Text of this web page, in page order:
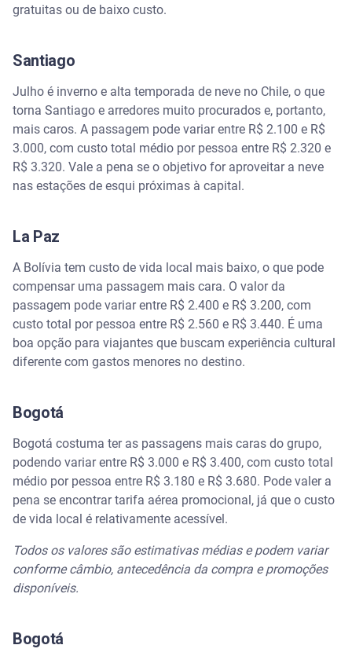
gratuitas ou de baixo custo.
Santiago
Julho é inverno e alta temporada de neve no Chile, o que
torna Santiago e arredores muito procurados e, portanto,
mais caros. A passagem pode variar entre R$ 2.100 e R$
3.000, com custo total médio por pessoa entre R$ 2.320 e
R$ 3.320. Vale a pena se o objetivo for aproveitar a neve
nas estações de esqui próximas à capital.
La Paz
A Bolívia tem custo de vida local mais baixo, o que pode
compensar uma passagem mais cara. O valor da
passagem pode variar entre R$ 2.400 e R$ 3.200, com
custo total por pessoa entre R$ 2.560 e R$ 3.440. É uma
boa opção para viajantes que buscam experiência cultural
diferente com gastos menores no destino.
Bogotá
Bogotá costuma ter as passagens mais caras do grupo,
podendo variar entre R$ 3.000 e R$ 3.400, com custo total
médio por pessoa entre R$ 3.180 e R$ 3.680. Pode valer a
pena se encontrar tarifa aérea promocional, já que o custo
de vida local é relativamente acessível.
Todos os valores são estimativas médias e podem variar
conforme câmbio, antecedência da compra e promoções
disponíveis.
Bogotá